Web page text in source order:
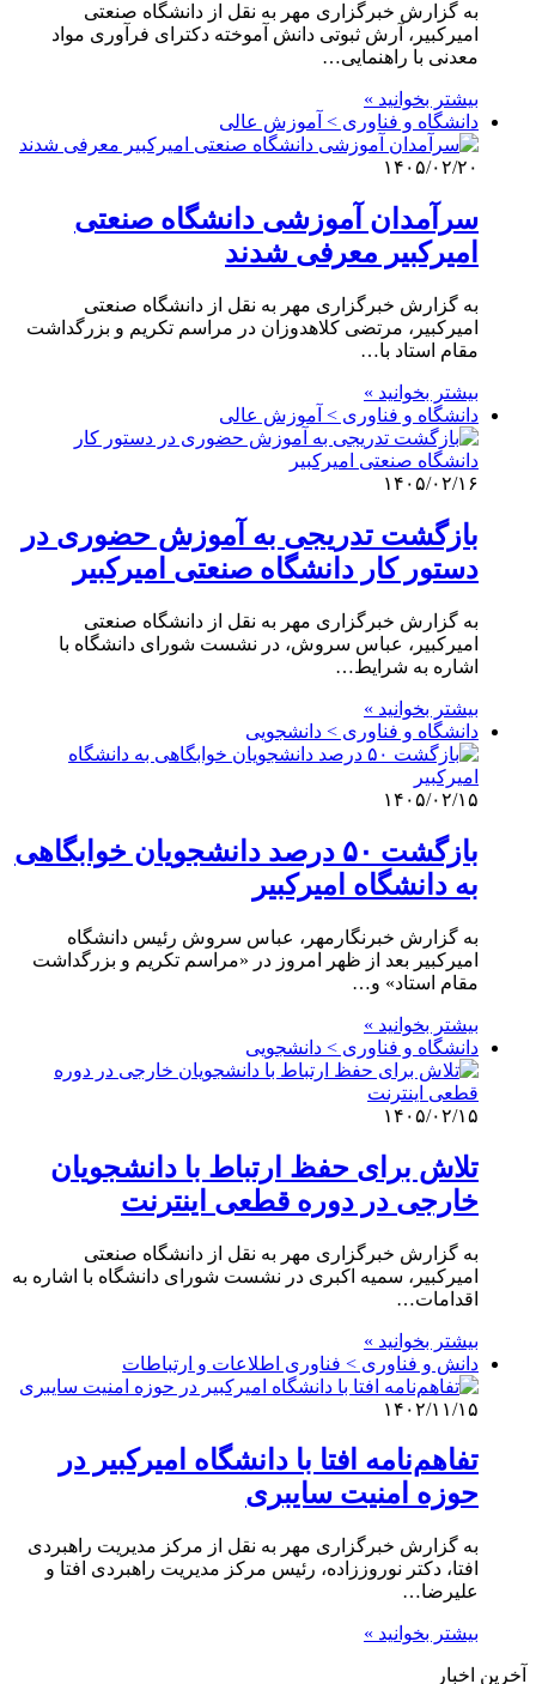
به گزارش خبرگزاری مهر به نقل از دانشگاه صنعتی
امیرکبیر، آرش ثبوتی دانش آموخته دکترای فرآوری مواد
معدنی با راهنمایی…
بیشتر بخوانید »
دانشگاه و فناوری > آموزش عالی
۱۴۰۵/۰۲/۲۰
سرآمدان آموزشی دانشگاه صنعتی
امیرکبیر معرفی شدند
به گزارش خبرگزاری مهر به نقل از دانشگاه صنعتی
امیرکبیر، مرتضی کلاهدوزان در مراسم تکریم و بزرگداشت
مقام استاد با…
بیشتر بخوانید »
دانشگاه و فناوری > آموزش عالی
۱۴۰۵/۰۲/۱۶
بازگشت تدریجی به آموزش حضوری در
دستور کار دانشگاه صنعتی امیرکبیر
به گزارش خبرگزاری مهر به نقل از دانشگاه صنعتی
امیرکبیر، عباس سروش، در نشست شورای دانشگاه با
اشاره به شرایط…
بیشتر بخوانید »
دانشگاه و فناوری > دانشجویی
۱۴۰۵/۰۲/۱۵
بازگشت ۵۰ درصد دانشجویان خوابگاهی
به دانشگاه امیرکبیر
به گزارش خبرنگارمهر، عباس سروش رئیس دانشگاه
امیرکبیر بعد از ظهر امروز در «مراسم تکریم و بزرگداشت
مقام استاد» و…
بیشتر بخوانید »
دانشگاه و فناوری > دانشجویی
۱۴۰۵/۰۲/۱۵
تلاش برای حفظ ارتباط با دانشجویان
خارجی در دوره قطعی اینترنت
به گزارش خبرگزاری مهر به نقل از دانشگاه صنعتی
امیرکبیر، سمیه اکبری در نشست شورای دانشگاه با اشاره به
اقدامات…
بیشتر بخوانید »
دانش و فناوری > فناوری اطلاعات و ارتباطات
۱۴۰۲/۱۱/۱۵
تفاهم‌نامه افتا با دانشگاه امیرکبیر در
حوزه امنیت سایبری
به گزارش خبرگزاری مهر به نقل از مرکز مدیریت راهبردی
افتا، دکتر نوروززاده، رئیس مرکز مدیریت راهبردی افتا و
علیرضا…
بیشتر بخوانید »
آخرین اخبار